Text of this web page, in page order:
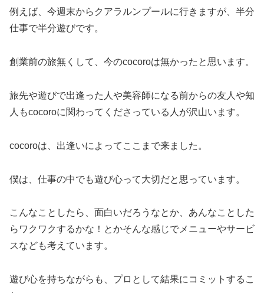
例えば、今週末からクアラルンプールに行きますが、半分
仕事で半分遊びです。
創業前の旅無くして、今のcocoroは無かったと思います。
旅先や遊びで出逢った人や美容師になる前からの友人や知
人もcocoroに関わってくださっている人が沢山います。
cocoroは、出逢いによってここまで来ました。
僕は、仕事の中でも遊び心って大切だと思っています。
こんなことしたら、面白いだろうなとか、あんなことした
らワクワクするかな！とかそんな感じでメニューやサービ
スなども考えています。
遊び心を持ちながらも、プロとして結果にコミットするこ